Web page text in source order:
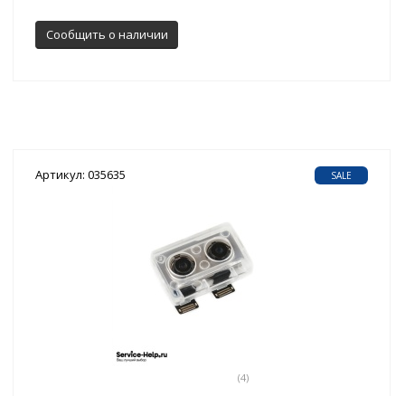
Сообщить о наличии
Артикул: 035635
(4)
SALE